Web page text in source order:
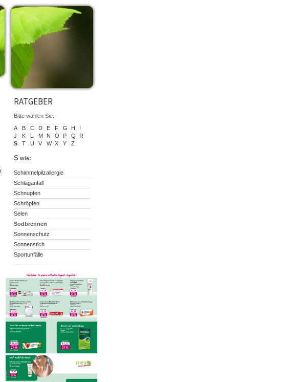
RATGEBER
Bitte wählen Sie:
A
B C D E F G H
I
J
K L M N O P Q
R
S
T U V W X Y Z
S wie:
Schimmelpilzallergie
Schlaganfall
Schnupfen
Schröpfen
Selen
Sodbrennen
Sonnenschutz
Sonnenstich
Sportunfälle